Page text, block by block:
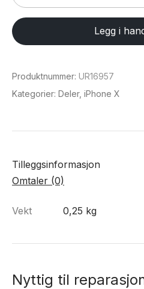
Sensor
Flex
Kabel
iPhone
X
Legg i
Produktnummer: UR16957
Kategorier: Deler, iPhone X
Tilleggsinformasjon
Omtaler (0)
Vekt 0,25 kg
Nyttig til